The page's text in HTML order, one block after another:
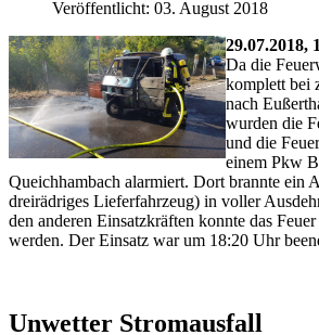
Veröffentlicht: 03. August 2018
29.07.2018,
Da die
komplett bei
nach
wurden die
und die
einem Pkw
Queichhambach alarmiert. Dort brannte ein
dreirädriges Lieferfahrzeug) in voller
den anderen Einsatzkräften konnte das
werden. Der Einsatz war um 18:20 Uhr
Unwetter Stromausfall